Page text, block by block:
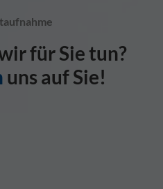
für Sie tun?
uns auf Sie!